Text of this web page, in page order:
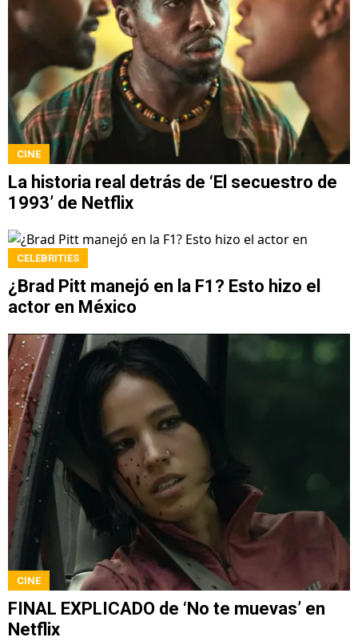
CINE
La historia real detrás de ‘El secuestro de
1993’ de Netflix
CELEBRITIES
¿Brad Pitt manejó en la F1? Esto hizo el
actor en México
CINE
FINAL EXPLICADO de ‘No te muevas’ en
Netflix